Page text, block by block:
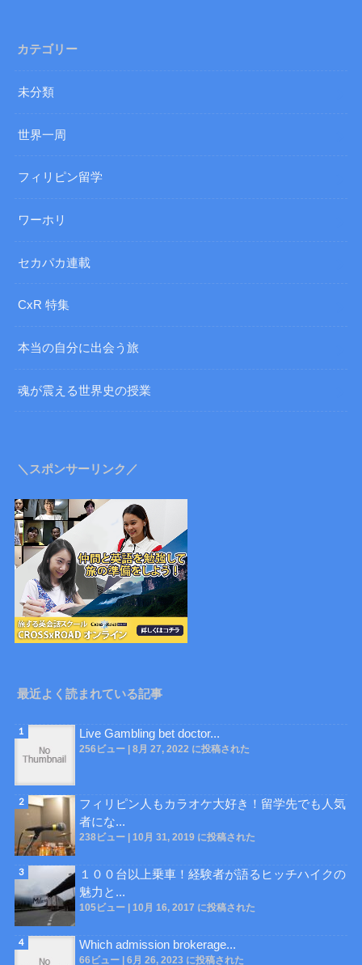
カテゴリー
未分類
世界一周
フィリピン留学
ワーホリ
セカパカ連載
CxR 特集
本当の自分に出会う旅
魂が震える世界史の授業
＼スポンサーリンク／
最近よく読まれている記事
Live Gambling bet doctor...
256ビュー| 8月 27, 2022 に投稿された
フィリピン人もカラオケ大好き！留学先でも人気
者にな...
238ビュー| 10月 31, 2019 に投稿された
１００台以上乗車！経験者が語るヒッチハイクの
魅力と...
105ビュー| 10月 16, 2017 に投稿された
Which admission brokerage...
66ビュー| 6月 26, 2023 に投稿された